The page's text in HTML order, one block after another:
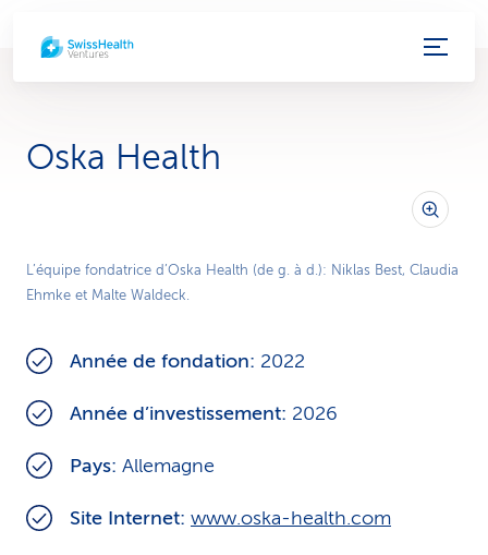
L
s
d
Oska Health
L’équipe fondatrice d’Oska Health (de g. à d.): Niklas Best, Claudia
Ehmke et Malte Waldeck.
Année de fondation: 2022
Année d’investissement: 2026
Pays: Allemagne
Site Internet: www.oska-health.com